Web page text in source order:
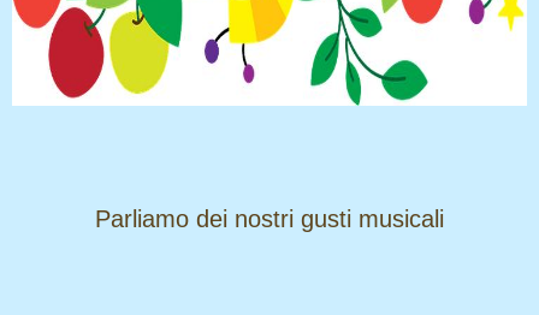
​​​​​​​Parliamo dei nostri gusti musicali